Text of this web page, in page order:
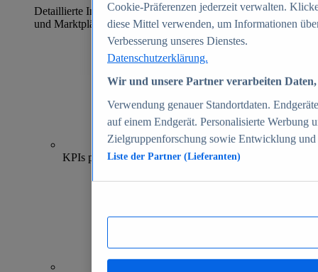
Detaillierte Informationen zu mehr als 39.000 Online-Shops
und Marktplätzen
70+
KPIs pro Shop
Cookie-Präferenzen jederzeit verwalten.
diese Mittel verwenden, um Informationen
Verbesserung unseres Dienstes.
Datenschutzerklärung.
Wir und unsere Partner verarbeiten
Verwendung genauer Standortdaten.
auf einem Endgerät. Personalisierte Werbung
Zielgruppenforschung sowie Entwicklung
Liste der Partner (Lieferanten)